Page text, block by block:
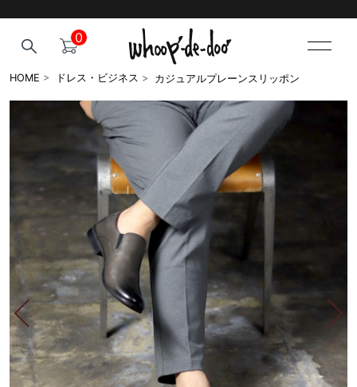
0
HOME > ドレス・ビジネス > カジュアルプレーンスリッポン